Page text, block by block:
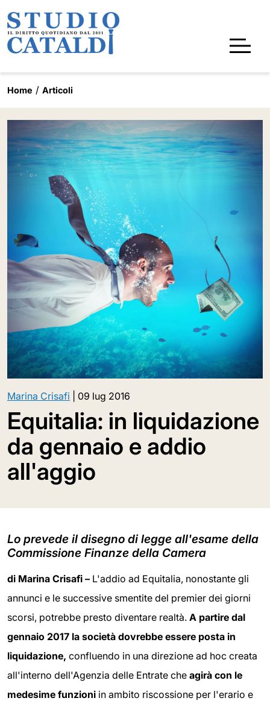
Home Articoli
Marina Crisafi 09 lug 2016
Equitalia: in liquidazione
da gennaio e addio
all'aggio
Lo prevede il disegno di legge all'esame della
Commissione Finanze della Camera
di Marina Crisafi – L'addio ad Equitalia, nonostante gli
annunci e le successive smentite del premier dei giorni
scorsi, potrebbe presto diventare realtà. A partire dal
gennaio 2017 la società dovrebbe essere posta in
liquidazione, confluendo in una direzione ad hoc creata
all'interno dell'Agenzia delle Entrate che agirà con le
medesime funzioni in ambito riscossione per l'erario e